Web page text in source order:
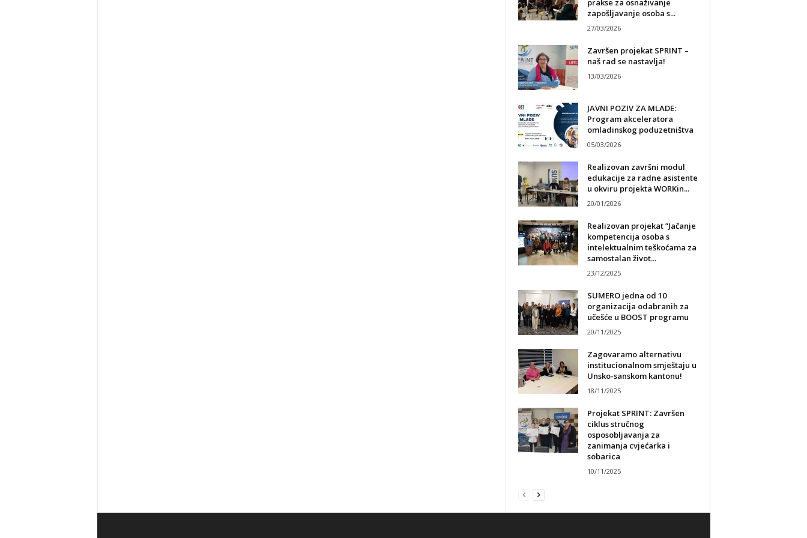
prakse za osnaživanje
zapošljavanje osoba s...
27/03/2026
Završen projekat SPRINT –
naš rad se nastavlja!
13/03/2026
JAVNI POZIV ZA MLADE:
Program akceleratora
omladinskog poduzetništva
05/03/2026
Realizovan završni modul
edukacije za radne asistente
u okviru projekta WORKin...
20/01/2026
Realizovan projekat ”Jačanje
kompetencija osoba s
intelektualnim teškoćama za
samostalan život...
23/12/2025
SUMERO jedna od 10
organizacija odabranih za
učešće u BOOST programu
20/11/2025
Zagovaramo alternativu
institucionalnom smještaju u
Unsko-sanskom kantonu!
18/11/2025
Projekat SPRINT: Završen
ciklus stručnog
osposobljavanja za
zanimanja cvjećarka i
sobarica
10/11/2025